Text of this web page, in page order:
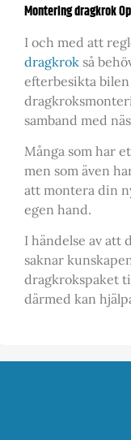
Montering dragkrok
I och med att
dragkrok så
efterbesikta bilen
samband med
Många som har
men som även
att montera din
egen hand.
I händelse av att
saknar
dragkrokspaket
därmed kan